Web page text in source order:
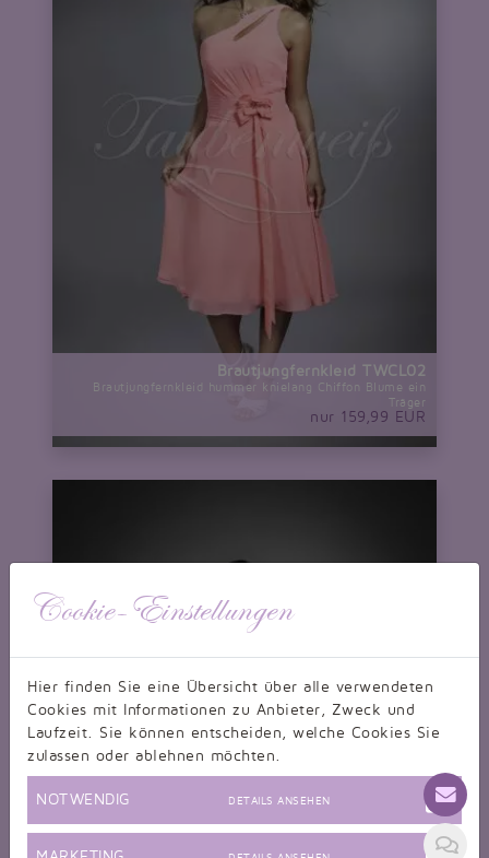
Brautjungfernkleid TWCL02
Brautjungfernkleid hummer knielang Chiffon Blume ein
Träger
nur 159,99 EUR
Cookie-Einstellungen
Hier finden Sie eine Übersicht über alle verwendeten
Cookies mit Informationen zu Anbieter, Zweck und
Laufzeit. Sie können entscheiden, welche Cookies Sie
zulassen oder ablehnen möchten.
NOTWENDIG DETAILS ANSEHEN